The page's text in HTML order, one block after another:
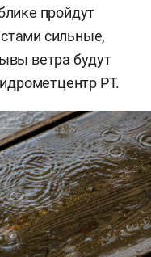
пройдут
сильные,
ветра будут
РТ.